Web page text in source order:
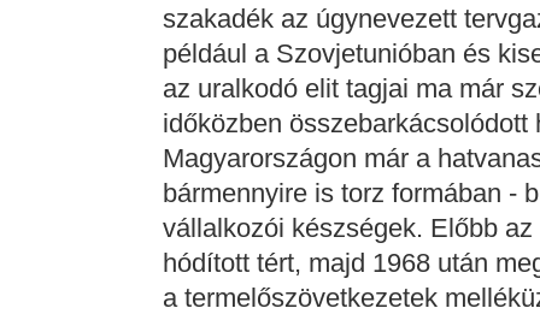
szakadék az úgynevezett
például a Szovjetunióban és
az uralkodó elit tagjai ma már
időközben
Magyarországon már a
bármennyire is torz formában -
vállalkozói készségek. Előbb
hódított tért, majd 1968 után
a termelőszövetkezetek